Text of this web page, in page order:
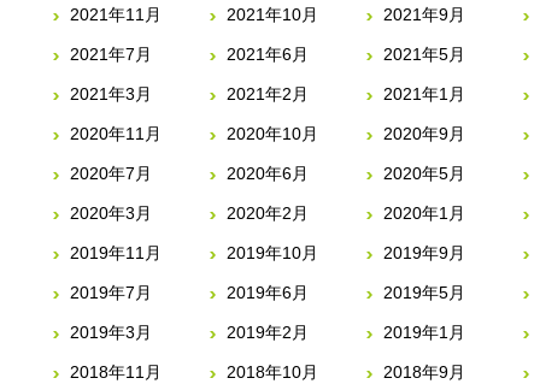
2021年11月 2021年10月 2021年9月
2021年7月 2021年6月 2021年5月
2021年3月 2021年2月 2021年1月
2020年11月 2020年10月 2020年9月
2020年7月 2020年6月 2020年5月
2020年3月 2020年2月 2020年1月
2019年11月 2019年10月 2019年9月
2019年7月 2019年6月 2019年5月
2019年3月 2019年2月 2019年1月
2018年11月 2018年10月 2018年9月